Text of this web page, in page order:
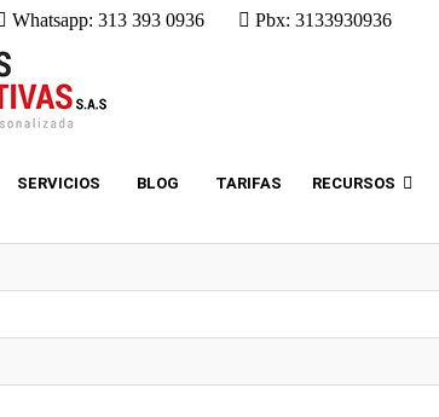
Whatsapp: 313 393 0936 Pbx: 3133930936
SERVICIOS BLOG TARIFAS RECURSOS